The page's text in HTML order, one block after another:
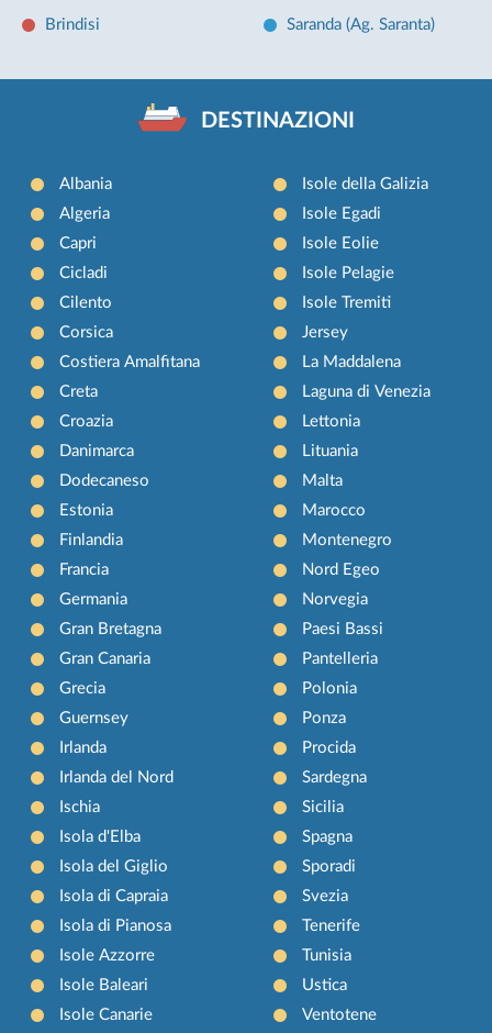
Brindisi Saranda (Ag. Saranta)
DESTINAZIONI
Albania
Algeria
Capri
Cicladi
Cilento
Corsica
Costiera Amalfitana
Creta
Croazia
Danimarca
Dodecaneso
Estonia
Finlandia
Francia
Germania
Gran Bretagna
Gran Canaria
Grecia
Guernsey
Irlanda
Irlanda del Nord
Ischia
Isola d'Elba
Isola del Giglio
Isola di Capraia
Isola di Pianosa
Isole Azzorre
Isole Baleari
Isole Canarie
Isole della Galizia
Isole Egadi
Isole Eolie
Isole Pelagie
Isole Tremiti
Jersey
La Maddalena
Laguna di Venezia
Lettonia
Lituania
Malta
Marocco
Montenegro
Nord Egeo
Norvegia
Paesi Bassi
Pantelleria
Polonia
Ponza
Procida
Sardegna
Sicilia
Spagna
Sporadi
Svezia
Tenerife
Tunisia
Ustica
Ventotene